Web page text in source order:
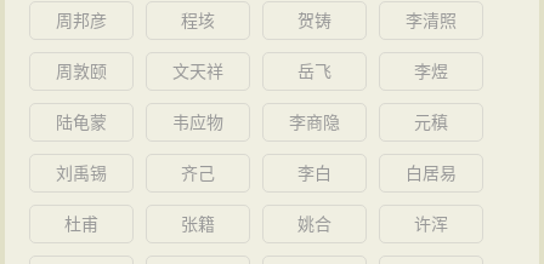
周邦彦 程垓 贺铸 李清照
周敦颐 文天祥 岳飞 李煜
陆龟蒙 韦应物 李商隐 元稹
刘禹锡 齐己 李白 白居易
杜甫 张籍 姚合 许浑